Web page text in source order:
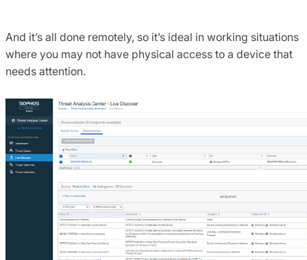
And it’s all done remotely, so it’s ideal in working situations
where you may not have physical access to a device that
needs attention.